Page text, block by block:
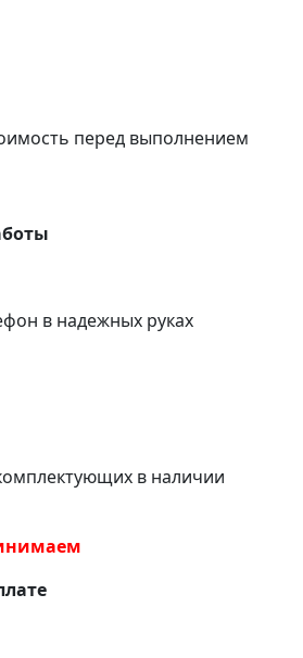
перед выполнением
в надежных руках
в наличии